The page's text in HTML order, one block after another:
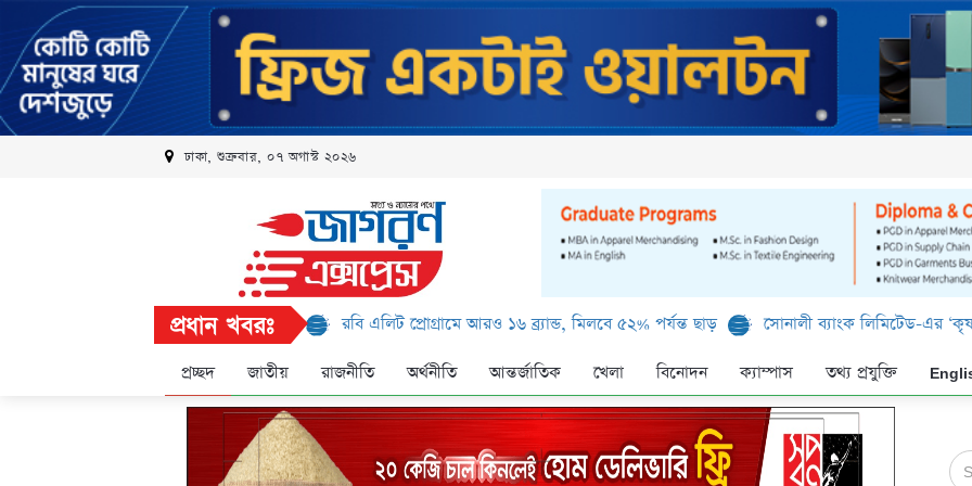
ঢাকা, শুক্রবার, ০৭ অগাস্ট ২০২৬
প্রধান খবরঃ রবি এলিট প্রোগ্রামে আরও ১৬ ব্র্যান্ড, মিলবে ৫২% পর্যন্ত ছাড় সোনালী ব্যাংক লিমিটেড-এর ‘কৃষক
প্রচ্ছদ জাতীয় রাজনীতি অর্থনীতি আন্তর্জাতিক খেলা বিনোদন ক্যাম্পাস তথ্য প্রযুক্তি